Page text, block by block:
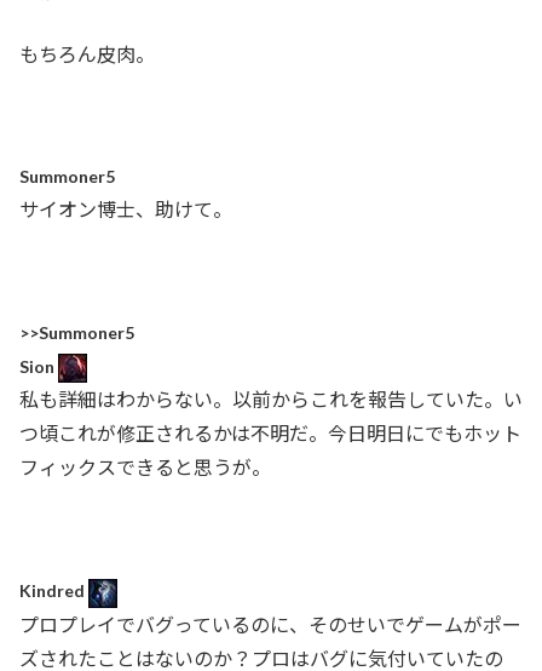
もちろん皮肉。
Summoner5
サイオン博士、助けて。
>>Summoner5
Sion
私も詳細はわからない。以前からこれを報告していた。い
つ頃これが修正されるかは不明だ。今日明日にでもホット
フィックスできると思うが。
Kindred
プロプレイでバグっているのに、そのせいでゲームがポー
ズされたことはないのか？プロはバグに気付いていたの